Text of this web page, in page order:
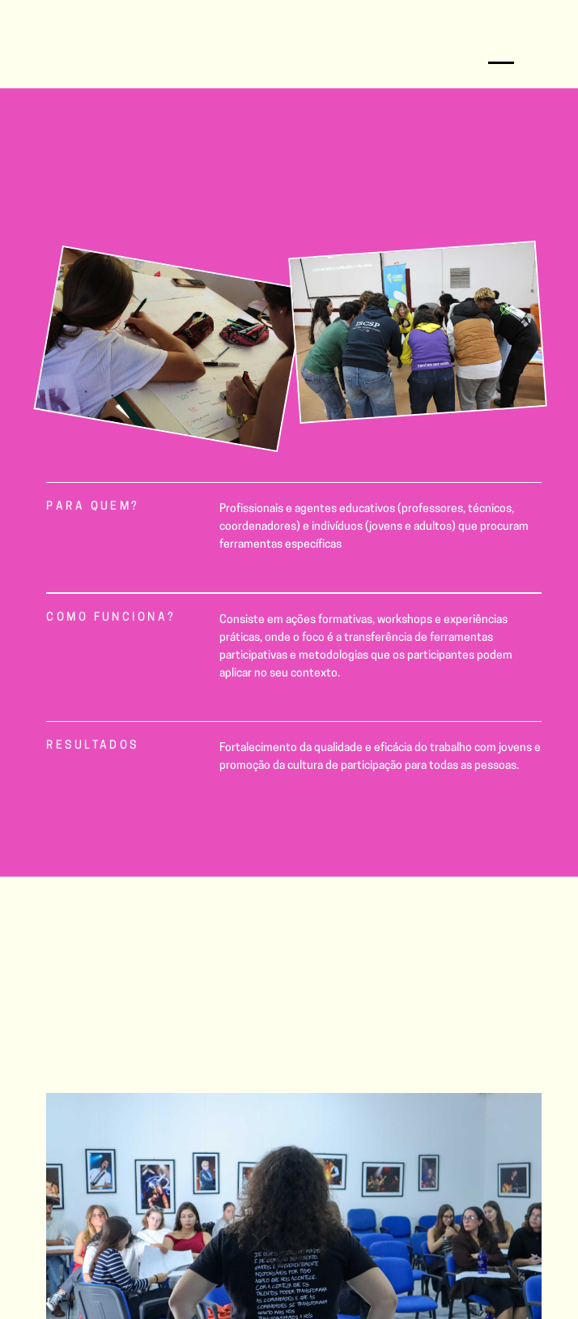
PARA QUEM?
Profissionais e agentes educativos (professores, técnicos,
coordenadores) e indivíduos (jovens e adultos) que procuram
ferramentas específicas
COMO FUNCIONA?
Consiste em ações formativas, workshops e experiências
práticas, onde o foco é a transferência de ferramentas
participativas e metodologias que os participantes podem
aplicar no seu contexto.
RESULTADOS
Fortalecimento da qualidade e eficácia do trabalho com jovens e
promoção da cultura de participação para todas as pessoas.